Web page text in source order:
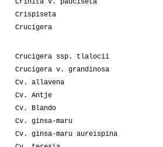
Crispiseta
Crucigera
Crucigera ssp. tlalocii
Crucigera v. grandinosa
Cv. allavena
Cv. Antje
Cv. Blando
Cv. ginsa-maru
Cv. ginsa-maru aureispina